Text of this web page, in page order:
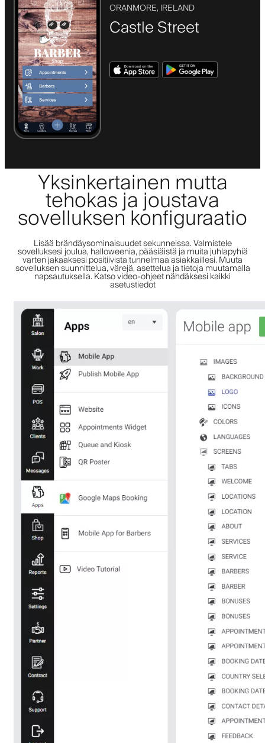
ORANMORE, IRELAND
Castle Street
Yksinkertainen mutta
tehokas ja joustava
sovelluksen konfiguraatio
Lisää brändäysominaisuudet sekunneissa. Valmistele
sovelluksesi joulua, halloweenia, pääsiäistä ja muita juhlapyhiä
varten jakaaksesi positiivista tunnelmaa asiakkaillesi. Muuta
sovelluksen suunnittelua, värejä, asettelua ja tietoja muutamalla
napsautuksella. Katso video-ohjeet nähdäksesi kaikki
asetustiedot